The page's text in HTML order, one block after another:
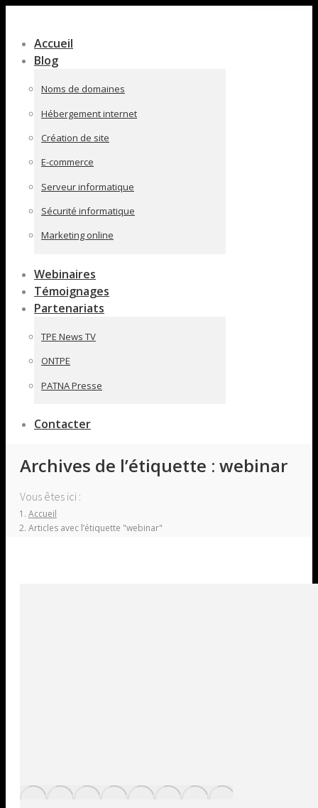
pleine
largeur
Accueil
Blog
Noms de domaines
Hébergement internet
Création de site
E-commerce
Serveur informatique
Sécurité informatique
Marketing online
Webinaires
Témoignages
Partenariats
TPE News TV
ONTPE
PATNA Presse
Contacter
Archives de l’étiquette : webinar
Vous êtes ici :
Accueil
Articles avec l’étiquette "webinar"